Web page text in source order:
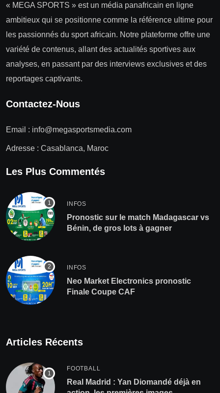
« MEGA SPORTS » est un média panafricain en ligne
ambitieux qui se positionne comme la référence ultime pour
les passionnés du sport africain. Notre plateforme offre une
variété de contenus, allant des actualités sportives aux
analyses, en passant par des interviews exclusives et des
reportages captivants.
Contactez-Nous
Email : info@megasportsmedia.com
Adresse : Casablanca, Maroc
Les Plus Commentés
INFOS
Pronostic sur le match Madagascar vs
Bénin, de gros lots à gagner
INFOS
Neo Market Electronics pronostic
Finale Coupe CAF
Articles Récents
FOOTBALL
Real Madrid : Yan Diomandé déjà en